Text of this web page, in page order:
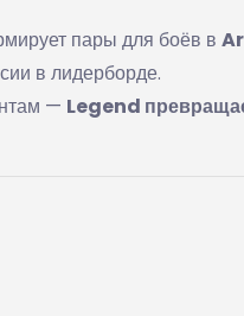
пары для боёв в
в лидерборде.
— Legend